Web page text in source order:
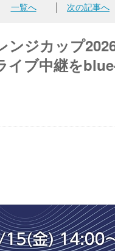
一覧へ 次の記事へ
ンジカップ
イブ中継を